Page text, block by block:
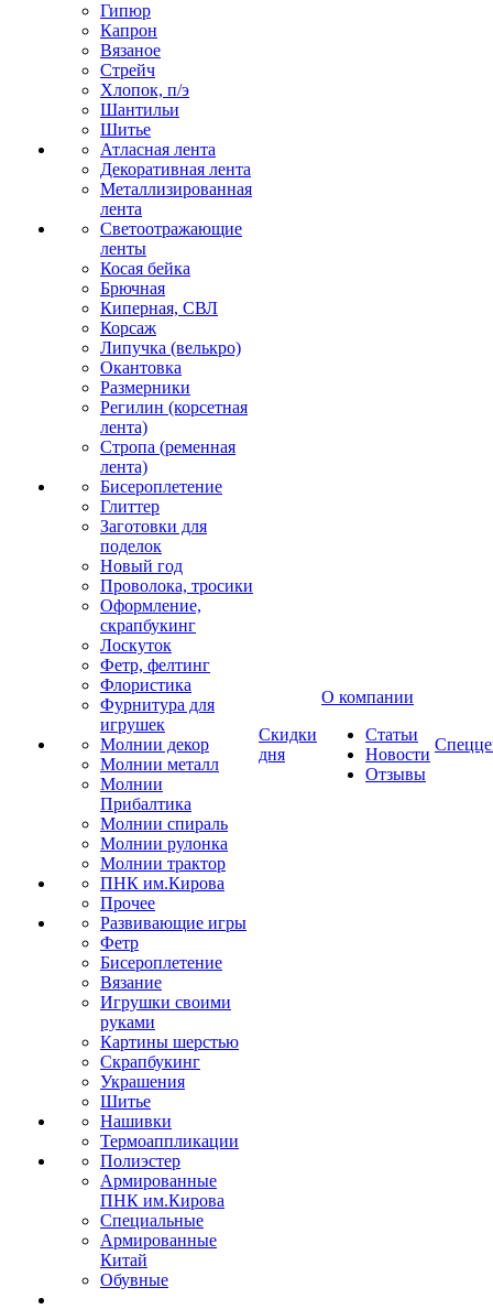
Гипюр
Капрон
Вязаное
Стрейч
Хлопок, п/э
Шантильи
Шитье
Атласная лента
Декоративная лента
Металлизированная
лента
Светоотражающие
ленты
Косая бейка
Брючная
Киперная, СВЛ
Корсаж
Липучка (велькро)
Окантовка
Размерники
Регилин (корсетная
лента)
Стропа (ременная
лента)
Бисероплетение
Глиттер
Заготовки для
поделок
Новый год
Проволока, тросики
Оформление,
скрапбукинг
Лоскуток
Фетр, фелтинг
Флористика
Фурнитура для
игрушек
Молнии декор
Молнии металл
Молнии
Прибалтика
Молнии спираль
Молнии рулонка
Молнии трактор
ПНК им.Кирова
Прочее
Развивающие игры
Фетр
Бисероплетение
Вязание
Игрушки своими
руками
Картины шерстью
Скрапбукинг
Украшения
Шитье
Нашивки
Термоаппликации
Полиэстер
Армированные
ПНК им.Кирова
Специальные
Армированные
Китай
Обувные
Скидки
дня
О компании
Статьи
Новости
Отзывы